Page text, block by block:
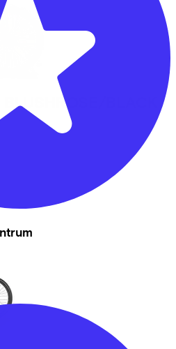
BLUSHROSE/BLACK